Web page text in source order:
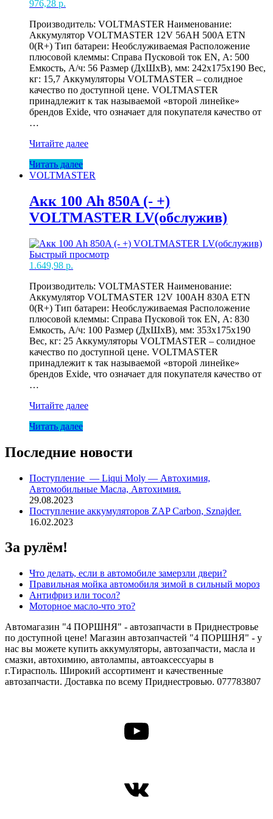
976,28 р.
Производитель: VOLTMASTER Наименование:
Аккумулятор VOLTMASTER 12V 56AH 500A ETN
0(R+) Тип батареи: Необслуживаемая Расположение
плюсовой клеммы: Справа Пусковой ток EN, А: 500
Емкость, А/ч: 56 Размер (ДхШхВ), мм: 242x175x190 Вес,
кг: 15,7 Аккумуляторы VOLTMASTER – солидное
качество по доступной цене. VOLTMASTER
принадлежит к так называемой «второй линейке»
брендов Exide, что означает для покупателя качество от
…
Акк
Ah
500A
+)
VOLTMASTER
LV
Читайте далее
Читать далее
VOLTMASTER
Акк 100 Ah 850A (- +)
VOLTMASTER LV(обслужив)
Быстрый просмотр
1.649,98 р.
Производитель: VOLTMASTER Наименование:
Аккумулятор VOLTMASTER 12V 100AH 830A ETN
0(R+) Тип батареи: Необслуживаемая Расположение
плюсовой клеммы: Справа Пусковой ток EN, А: 830
Емкость, А/ч: 100 Размер (ДхШхВ), мм: 353x175x190
Вес, кг: 25 Аккумуляторы VOLTMASTER – солидное
качество по доступной цене. VOLTMASTER
принадлежит к так называемой «второй линейке»
брендов Exide, что означает для покупателя качество от
…
Акк
Ah
(-
+)
LV(обслужив)
Читайте далее
Читать далее
Последние новости
Поступление — Liqui Moly — Автохимия,
Автомобильные Масла, Автохимия.
29.08.2023
Поступление аккумуляторов ZAP Carbon, Sznajder.
16.02.2023
За рулём!
Что делать, если в автомобиле замерзли двери?
Правильная мойка автомобиля зимой в сильный мороз
Антифриз или тосол?
Моторное масло-что это?
Автомагазин "4 ПОРШНЯ" - автозапчасти в Приднестровье
по доступной цене! Магазин автозапчастей "4 ПОРШНЯ" - у
нас вы можете купить аккумуляторы, автозапчасти, масла и
смазки, автохимию, автолампы, автоаксессуары в
г.Тирасполь. Широкий ассортимент и качественные
автозапчасти. Доставка по всему Приднестровью. 077783807
YouTube
ВКонтакте